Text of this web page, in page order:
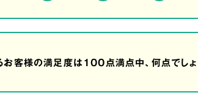
客様の満足度は100点満点中、何点でしょ